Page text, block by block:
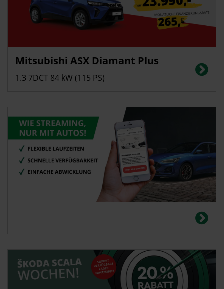
Energieverbrauch in l/100 km (kombiniert): 5,7; CO2-Emissionen
(kombiniert): 129 g/km; CO2-Klasse: D
Mitsubishi ASX Diamant Plus
1.3 7DCT 84 kW (115 PS)